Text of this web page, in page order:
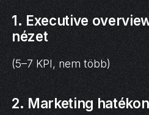
1. Executive
nézet
(5–7 KPI, nem több)
2. Marketing